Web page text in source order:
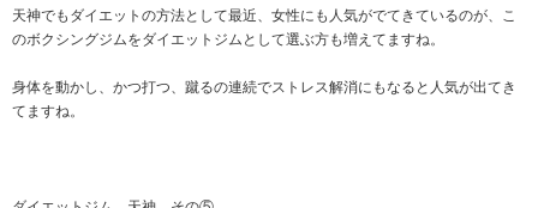
天神でもダイエットの方法として最近、女性にも人気がでてきているのが、こ
のボクシングジムをダイエットジムとして選ぶ方も増えてますね。
身体を動かし、かつ打つ、蹴るの連続でストレス解消にもなると人気が出てき
てますね。